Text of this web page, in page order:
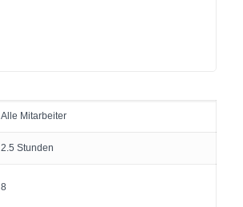
Alle Mitarbeiter
2.5 Stunden
8